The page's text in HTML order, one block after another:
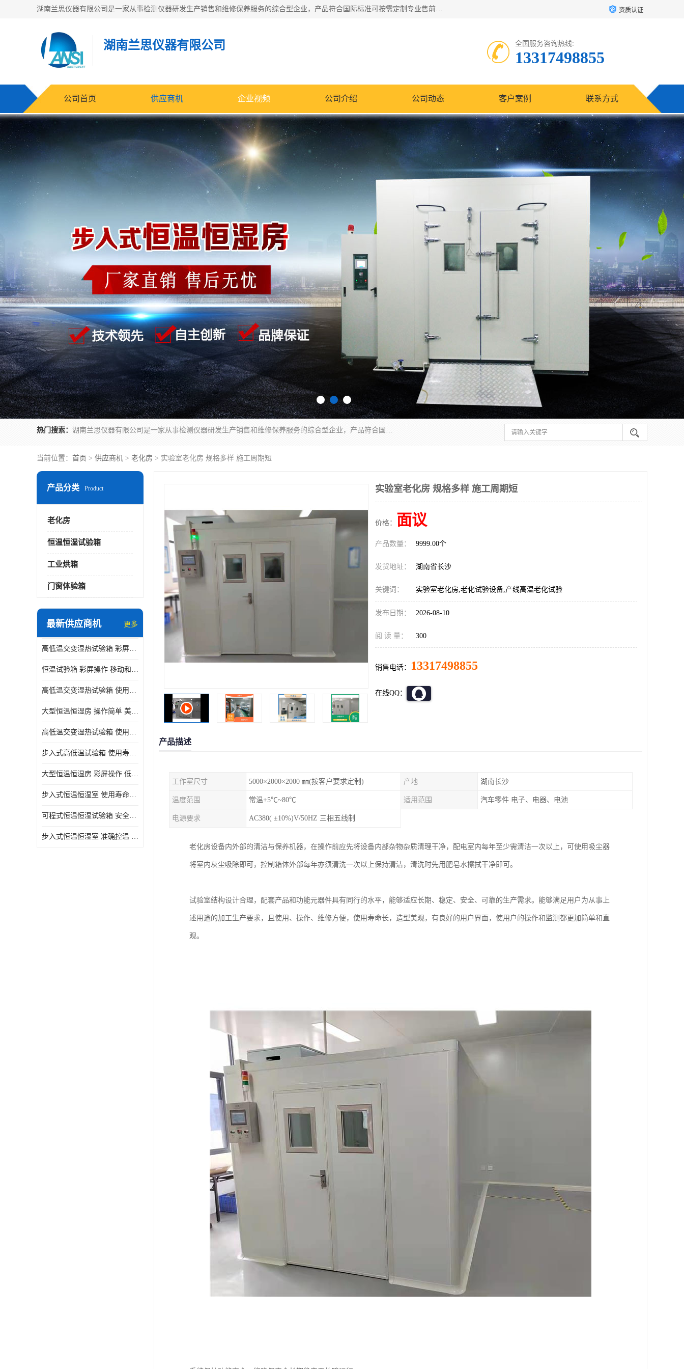
湖南兰思仪器有限公司是一家从事检测仪器研发生产销售和维修保养服务的综合型企业，产品符合国际标准可按需定制专业售前售后工程师，主要有门窗性能体验箱、门窗隔音展示箱、恒温恒湿试验箱、步入式恒温恒湿房、高低温试验箱、老化试验箱、老化试验房、恒温恒湿培养箱、水泥标准养护试验箱、电热鼓风干燥试验箱、真空干燥箱、工业烤箱、盐雾腐蚀试验箱等。 资质认证
湖南兰思仪器有限公司 全国服务咨询热线:
13317498855
公司首页 供应商机 企业视频 公司介绍 公司动态 客户案例 联系方式
热门搜索： 湖南兰思仪器有限公司是一家从事检测仪器研发生产销售和维修保养服务的综合型企业，产品符合国际标准可按需定制专业售前售后工程师，主要有门窗性能体验箱、门窗隔音展示箱、恒温恒湿试验箱、步入式恒温恒湿房、高低温试验箱、老化试验箱、老化试验房、恒温恒湿培养箱、水泥标准养护试验箱、电热鼓风干燥试验箱、真空干燥箱、工业烤箱、盐雾腐蚀试验箱等。
当前位置： 首页 > 供应商机 > 老化房 > 实验室老化房 规格多样 施工周期短
产品分类 Product
老化房
恒温恒湿试验箱
工业烘箱
门窗体验箱
最新供应商机 更多
高低温交变湿热试验箱 彩屏操作 移动和放置方便
恒温试验箱 彩屏操作 移动和放置方便
高低温交变湿热试验箱 使用寿命长 优良外油漆
大型恒温恒湿房 操作简单 美观实用 清洁更方便
高低温交变湿热试验箱 使用寿命长 造型美观大方新颖
步入式高低温试验箱 使用寿命长 低耗电量 平稳电流
大型恒温恒湿房 彩屏操作 低耗电量 平稳电流
步入式恒温恒湿室 使用寿命长 移动和放置方便
可程式恒温恒湿试验箱 安全可靠 美观实用 清洁更方便
步入式恒温恒湿室 准确控温 试验周期自动化程度高
实验室老化房 规格多样 施工周期短
价格： 面议
产品数量： 9999.00个
发货地址： 湖南省长沙
关键词： 实验室老化房,老化试验设备,产线高温老化试验
发布日期： 2026-08-10
阅 读 量： 300
销售电话： 13317498855
在线QQ：
产品描述
工作室尺寸 5000×2000×2000 ㎜(按客户要求定制) 产地 湖南长沙
温度范围 常温+5℃~80℃ 适用范围 汽车零件 电子、电器、电池
电源要求 AC380( ±10%)V/50HZ 三相五线制
老化房设备内外部的清洁与保养机器，在操作前应先将设备内部杂物杂质清理干净，配电室内每年至少需清洁一次以上，可使用吸尘器
将室内灰尘吸除即可，控制箱体外部每年亦须清洗一次以上保持清洁，清洗时先用肥皂水擦拭干净即可。
试验室结构设计合理，配套产品和功能元器件具有同行的水平，能够适应长期、稳定、安全、可靠的生产需求。能够满足用户为从事上
述用途的加工生产要求，且使用、操作、维修方便，使用寿命长，造型美观，有良好的用户界面，使用户的操作和监测都更加简单和直
观。